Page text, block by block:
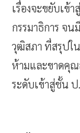
เรื่องจะขยับเข้
กรรมาธิการ จ
วุฒิสภา ที่สรุปใ
ห้ามและขาดคุณ
ระดับเข้าสู่ชั้น